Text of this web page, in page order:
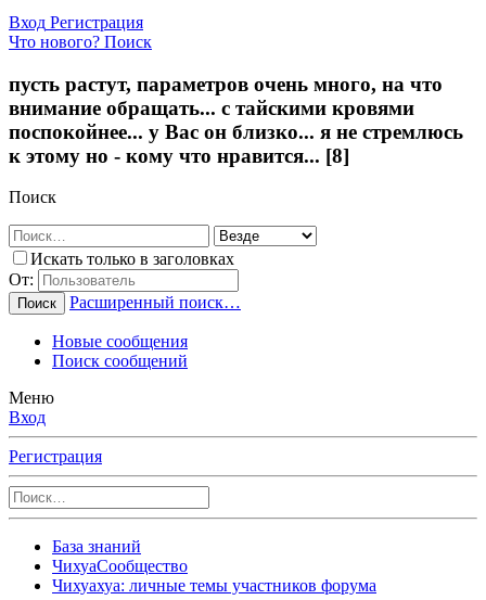
Вход Регистрация
Что нового? Поиск
пусть растут, параметров очень много, на что
внимание обращать... с тайскими кровями
поспокойнее... у Вас он близко... я не стремлюсь
к этому но - кому что нравится... [8]
Поиск
Искать только в заголовках
От:
Поиск Расширенный поиск…
Новые сообщения
Поиск сообщений
Меню
Вход
Регистрация
База знаний
ЧихуаСообщество
Чихуахуа: личные темы участников форума